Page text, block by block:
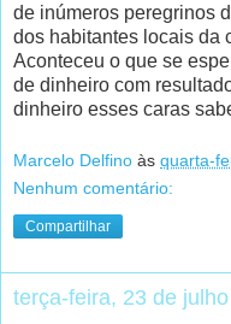
de inúmeros peregrinos
dos habitantes locais da
Aconteceu o que se
de dinheiro com
dinheiro esses caras
Marcelo Delfino às quarta-
Nenhum comentário:
Compartilhar
terça-feira, 23 de